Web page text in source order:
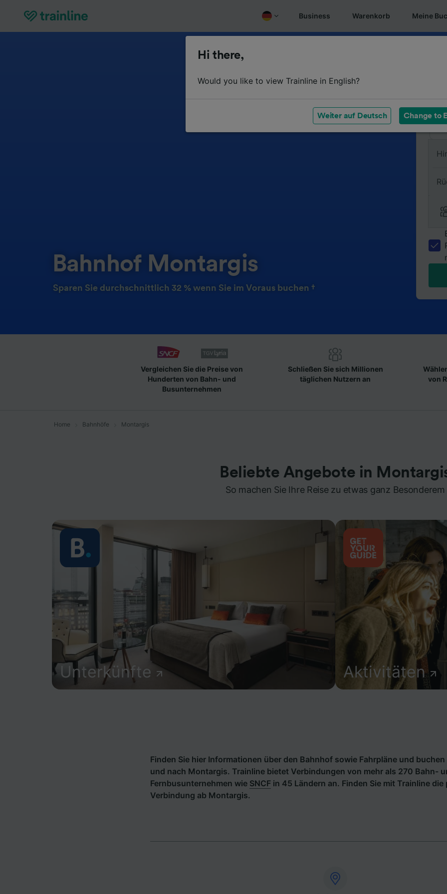
Business Warenkorb Meine
Bahnhof Montargis
Sparen Sie durchschnittlich 32 % wenn Sie im Voraus buchen †
Vergleichen Sie die Preise von
Hunderten von Bahn- und
Busunternehmen
Schließen Sie sich Millionen
täglichen Nutzern an
von
Home Bahnhöfe Montargis
Beliebte Angebote in
So machen Sie Ihre Reise zu etwas ganz Besonderem
Unterkünfte Aktivitäten
Finden Sie hier Informationen über den Bahnhof sowie Fahrpläne und
und nach Montargis. Trainline bietet Verbindungen von mehr als 270 Bahn-
Fernbusunternehmen wie SNCF in 45 Ländern an. Finden Sie mit Trainline die
Verbindung ab Montargis.
Hi there,
Would you like to view Trainline in English?
Weiter auf Deutsch Change to